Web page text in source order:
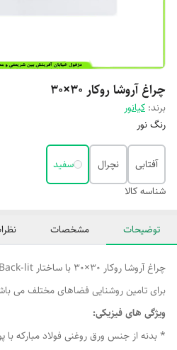
چراغ آروشا روکار 30×30
برند: کیانور
رنگ نور
آفتابی نچرال
سفید
شناسه کالا
توضیحات مشخصات
برای تامین روشنایی فضاهای مختلف می
ویژگی های فیزیکی:
* بدنه از جنس ورق روغنی فولاد مبارکه